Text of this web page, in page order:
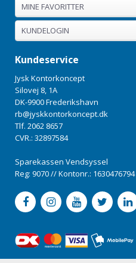
MINE FAVORITTER
KUNDELOGIN
Kundeservice
Jysk Kontorkoncept
Silovej 8, 1A
DK-9900 Frederikshavn
rb@jyskkontorkoncept.dk
Tlf. 2062 8657
CVR.: 32897584
Sparekassen Vendsyssel
Reg: 9070 // Kontonr.: 1630476794